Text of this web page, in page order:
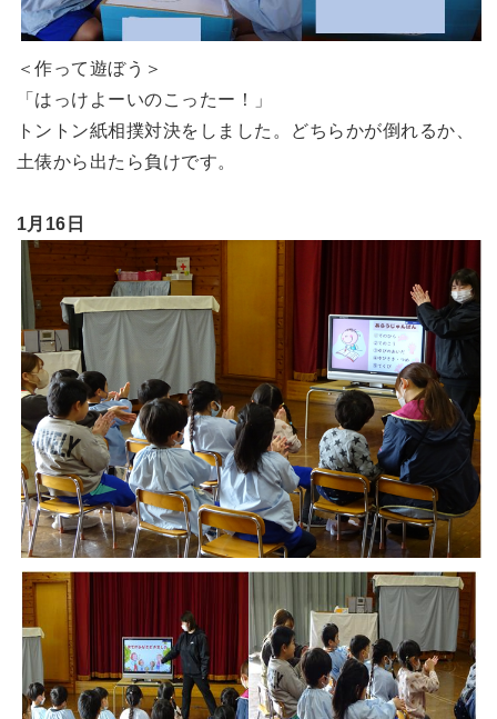
＜作って遊ぼう＞
「はっけよーいのこったー！」
トントン紙相撲対決をしました。どちらかが倒れるか、
土俵から出たら負けです。
1月16日